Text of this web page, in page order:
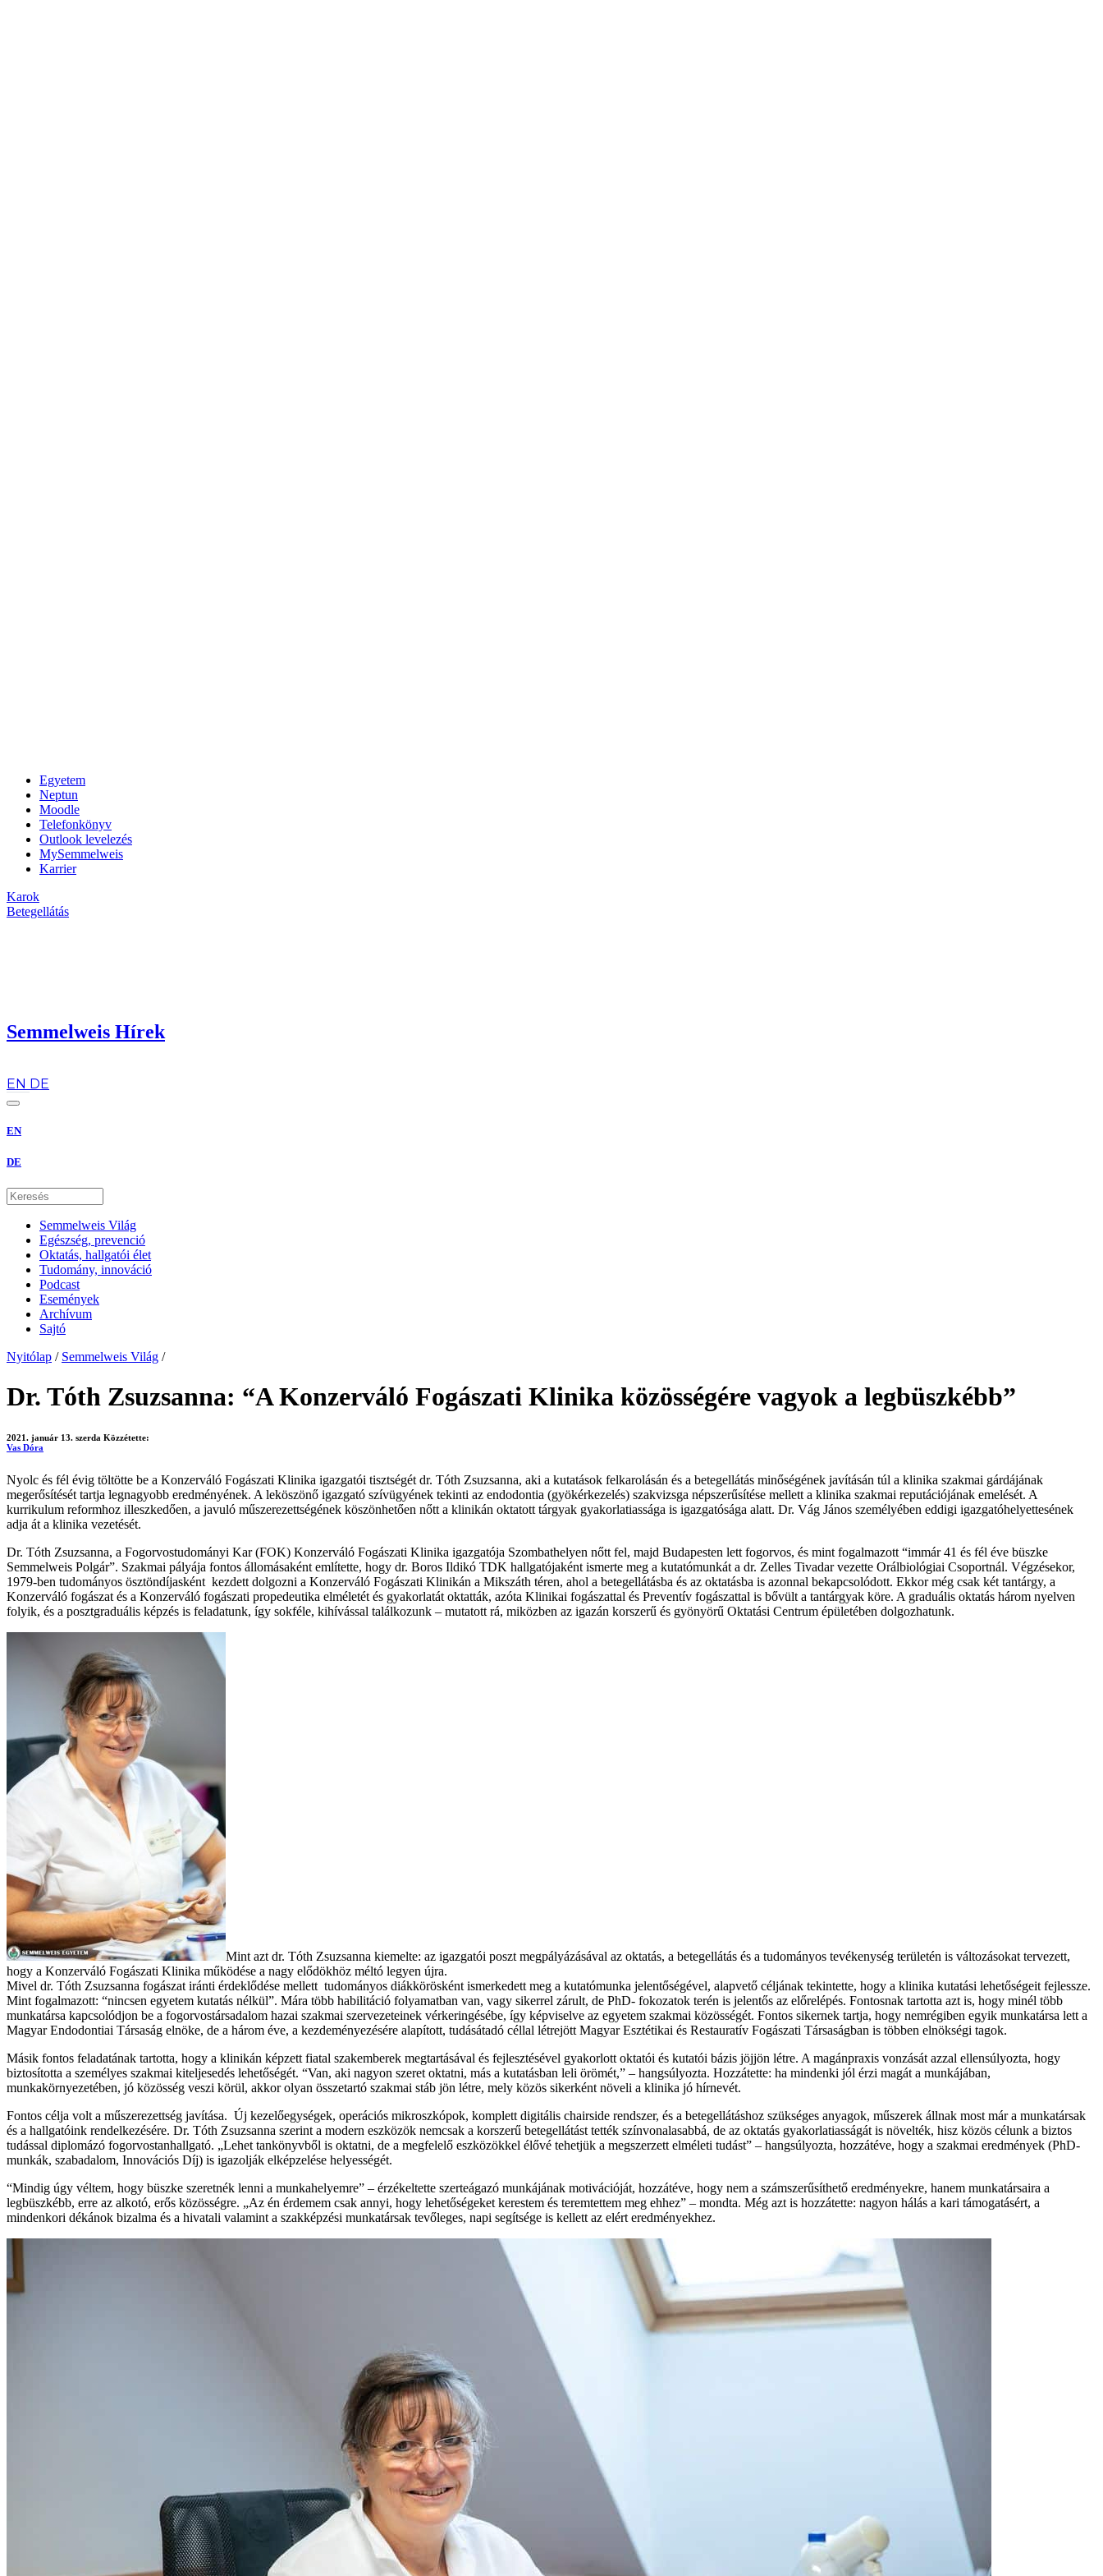
Egyetem
Neptun
Moodle
Telefonkönyv
Outlook levelezés
MySemmelweis
Karrier
Karok
Betegellátás
Semmelweis Hírek
EN DE
EN
DE
Semmelweis Világ
Egészség, prevenció
Oktatás, hallgatói élet
Tudomány, innováció
Podcast
Események
Archívum
Sajtó
Nyitólap / Semmelweis Világ /
Dr. Tóth Zsuzsanna: “A Konzerváló Fogászati Klinika közösségére vagyok a legbüszkébb”
2021. január 13. szerda Közzétette:
Vas Dóra
Nyolc és fél évig töltötte be a Konzerváló Fogászati Klinika igazgatói tisztségét dr. Tóth Zsuzsanna, aki a kutatások felkarolásán és a betegellátás minőségének javításán túl a klinika szakmai gárdájának
megerősítését tartja legnagyobb eredményének. A leköszönő igazgató szívügyének tekinti az endodontia (gyökérkezelés) szakvizsga népszerűsítése mellett a klinika szakmai reputációjának emelését. A
kurrikulum reformhoz illeszkedően, a javuló műszerezettségének köszönhetően nőtt a klinikán oktatott tárgyak gyakorlatiassága is igazgatósága alatt. Dr. Vág János személyében eddigi igazgatóhelyettesének
adja át a klinika vezetését.
Dr. Tóth Zsuzsanna, a Fogorvostudományi Kar (FOK) Konzerváló Fogászati Klinika igazgatója Szombathelyen nőtt fel, majd Budapesten lett fogorvos, és mint fogalmazott “immár 41 és fél éve büszke
Semmelweis Polgár”. Szakmai pályája fontos állomásaként említette, hogy dr. Boros Ildikó TDK hallgatójaként ismerte meg a kutatómunkát a dr. Zelles Tivadar vezette Orálbiológiai Csoportnál. Végzésekor,
1979-ben tudományos ösztöndíjasként kezdett dolgozni a Konzerváló Fogászati Klinikán a Mikszáth téren, ahol a betegellátásba és az oktatásba is azonnal bekapcsolódott. Ekkor még csak két tantárgy, a
Konzerváló fogászat és a Konzerváló fogászati propedeutika elméletét és gyakorlatát oktatták, azóta Klinikai fogászattal és Preventív fogászattal is bővült a tantárgyak köre. A graduális oktatás három nyelven
folyik, és a posztgraduális képzés is feladatunk, így sokféle, kihívással találkozunk – mutatott rá, miközben az igazán korszerű és gyönyörű Oktatási Centrum épületében dolgozhatunk.
Mint azt dr. Tóth Zsuzsanna kiemelte: az igazgatói poszt megpályázásával az oktatás, a betegellátás és a tudományos tevékenység területén is változásokat tervezett,
hogy a Konzerváló Fogászati Klinika működése a nagy elődökhöz méltó legyen újra.
Mivel dr. Tóth Zsuzsanna fogászat iránti érdeklődése mellett tudományos diákkörösként ismerkedett meg a kutatómunka jelentőségével, alapvető céljának tekintette, hogy a klinika kutatási lehetőségeit fejlessze.
Mint fogalmazott: “nincsen egyetem kutatás nélkül”. Mára több habilitáció folyamatban van, vagy sikerrel zárult, de PhD- fokozatok terén is jelentős az előrelépés. Fontosnak tartotta azt is, hogy minél több
munkatársa kapcsolódjon be a fogorvostársadalom hazai szakmai szervezeteinek vérkeringésébe, így képviselve az egyetem szakmai közösségét. Fontos sikernek tartja, hogy nemrégiben egyik munkatársa lett a
Magyar Endodontiai Társaság elnöke, de a három éve, a kezdeményezésére alapított, tudásátadó céllal létrejött Magyar Esztétikai és Restauratív Fogászati Társaságban is többen elnökségi tagok.
Másik fontos feladatának tartotta, hogy a klinikán képzett fiatal szakemberek megtartásával és fejlesztésével gyakorlott oktatói és kutatói bázis jöjjön létre. A magánpraxis vonzását azzal ellensúlyozta, hogy
biztosította a személyes szakmai kiteljesedés lehetőségét. “Van, aki nagyon szeret oktatni, más a kutatásban leli örömét,” – hangsúlyozta. Hozzátette: ha mindenki jól érzi magát a munkájában,
munkakörnyezetében, jó közösség veszi körül, akkor olyan összetartó szakmai stáb jön létre, mely közös sikerként növeli a klinika jó hírnevét.
Fontos célja volt a műszerezettség javítása. Új kezelőegységek, operációs mikroszkópok, komplett digitális chairside rendszer, és a betegellátáshoz szükséges anyagok, műszerek állnak most már a munkatársak
és a hallgatóink rendelkezésére. Dr. Tóth Zsuzsanna szerint a modern eszközök nemcsak a korszerű betegellátást tették színvonalasabbá, de az oktatás gyakorlatiasságát is növelték, hisz közös célunk a biztos
tudással diplomázó fogorvostanhallgató. „Lehet tankönyvből is oktatni, de a megfelelő eszközökkel élővé tehetjük a megszerzett elméleti tudást” – hangsúlyozta, hozzátéve, hogy a szakmai eredmények (PhD-
munkák, szabadalom, Innovációs Díj) is igazolják elképzelése helyességét.
“Mindig úgy véltem, hogy büszke szeretnék lenni a munkahelyemre” – érzékeltette szerteágazó munkájának motivációját, hozzátéve, hogy nem a számszerűsíthető eredményekre, hanem munkatársaira a
legbüszkébb, erre az alkotó, erős közösségre. „Az én érdemem csak annyi, hogy lehetőségeket kerestem és teremtettem meg ehhez” – mondta. Még azt is hozzátette: nagyon hálás a kari támogatásért, a
mindenkori dékánok bizalma és a hivatali valamint a szakképzési munkatársak tevőleges, napi segítsége is kellett az elért eredményekhez.